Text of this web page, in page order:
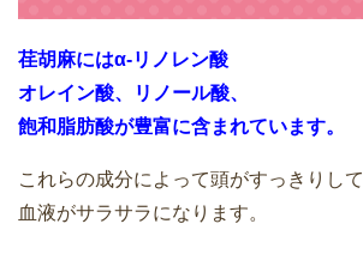
荏胡麻にはα-リノレン酸
オレイン酸、リノール酸、
飽和脂肪酸が豊富に含まれています。
これらの成分によって頭がすっきりして
血液がサラサラになります。